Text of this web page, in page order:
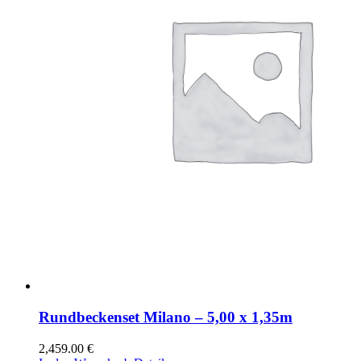
Rundbeckenset Milano – 5,00 x 1,35m
2,459.00 €